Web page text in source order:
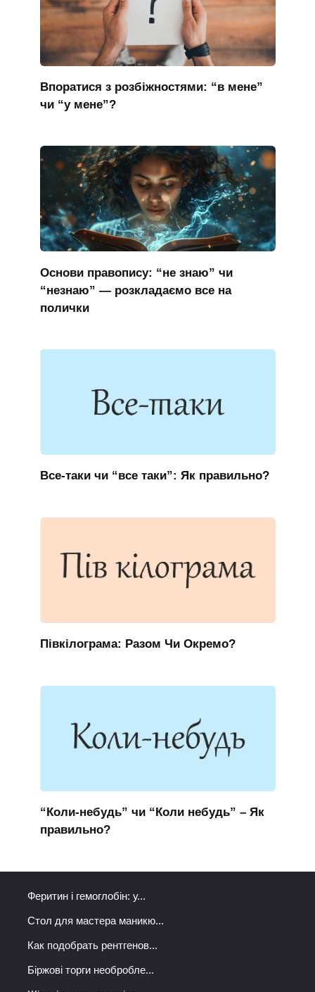
Впоратися з розбіжностями: “в мене”
чи “у мене”?
Основи правопису: “не знаю” чи
“незнаю” — розкладаємо все на
полички
Все-таки чи “все таки”: Як правильно?
Півкілограма: Разом Чи Окремо?
“Коли-небудь” чи “Коли небудь” – Як
правильно?
Феритин і гемоглобін: у...
Стол для мастера маникю...
Как подобрать рентгенов...
Біржові торги необробле...